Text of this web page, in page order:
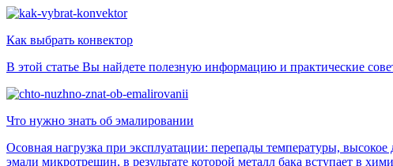
Как выбрать конвектор
В этой статье Вы найдете полезную информацию и практические
Что нужно знать об эмалировании
Осовная нагрузка при эксплуатации: перепады температуры,
эмали микротрещин, в результате которой металл бака вступает в